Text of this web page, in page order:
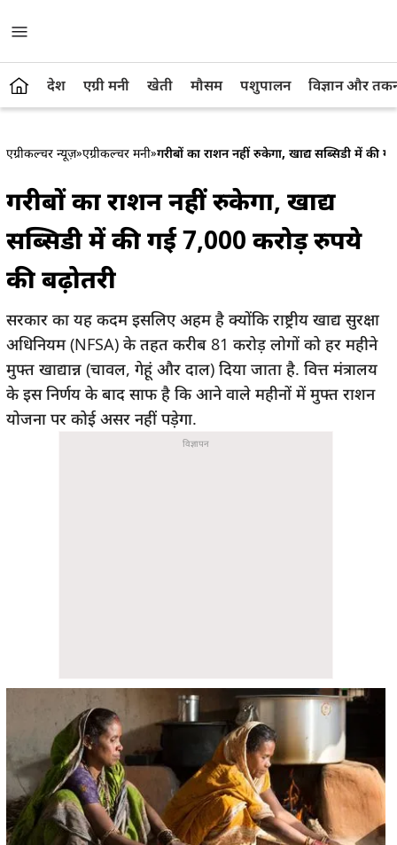
देश एग्री मनी खेती मौसम पशुपालन विज्ञान और
एग्रीकल्चर न्यूज़»एग्रीकल्चर मनी»गरीबों का राशन नहीं रुकेगा, खाद्य सब्सिडी में की
गरीबों का राशन नहीं रुकेगा, खाद्य
सब्सिडी में की गई 7,000 करोड़ रुपये
की बढ़ोतरी
सरकार का यह कदम इसलिए अहम है क्योंकि राष्ट्रीय खाद्य सुरक्षा
अधिनियम (NFSA) के तहत करीब 81 करोड़ लोगों को हर महीने
मुफ्त खाद्यान्न (चावल, गेहूं और दाल) दिया जाता है. वित्त मंत्रालय
के इस निर्णय के बाद साफ है कि आने वाले महीनों में मुफ्त राशन
योजना पर कोई असर नहीं पड़ेगा.